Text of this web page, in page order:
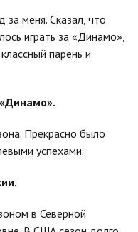
меня. Сказал, что
играть за «Динамо»,
парень и
Прекрасно было
успехами.
в Северной